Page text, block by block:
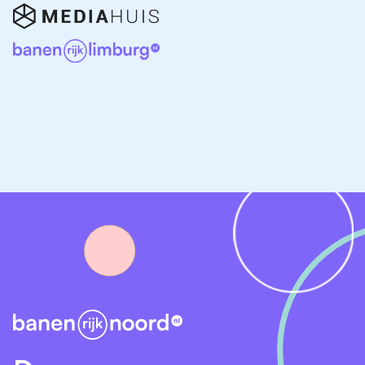
installatiebedrijven, transportbedrijven en
ondernemingen in de duurzame energiesector.
beschikbaar:
Vacatures in Lauwersoog
Vacatures in Hoogezand
Door te zoeken in de hele regio Noord-Nederland
vergroot je de kans op het vinden van jouw ideale